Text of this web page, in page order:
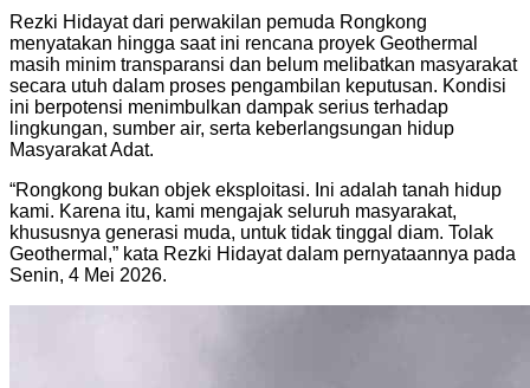
Rezki Hidayat dari perwakilan pemuda Rongkong
menyatakan hingga saat ini rencana proyek Geothermal
masih minim transparansi dan belum melibatkan masyarakat
secara utuh dalam proses pengambilan keputusan. Kondisi
ini berpotensi menimbulkan dampak serius terhadap
lingkungan, sumber air, serta keberlangsungan hidup
Masyarakat Adat.
“Rongkong bukan objek eksploitasi. Ini adalah tanah hidup
kami. Karena itu, kami mengajak seluruh masyarakat,
khususnya generasi muda, untuk tidak tinggal diam. Tolak
Geothermal,” kata Rezki Hidayat dalam pernyataannya pada
Senin, 4 Mei 2026.